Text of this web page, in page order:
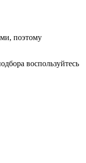
поэтому
воспользуйтесь